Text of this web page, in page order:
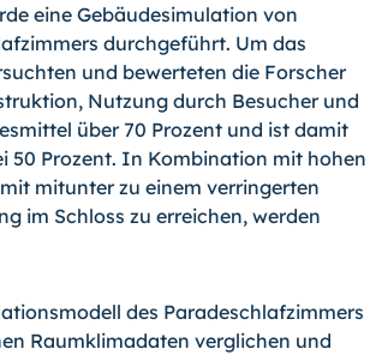
eine Gebäudesimulation von
durchgeführt. Um das
und bewerteten die Forscher
Nutzung durch Besucher und
über 70 Prozent und ist damit
50 Prozent. In Kombination mit hohen
mitunter zu einem verringerten
im Schloss zu erreichen, werden
des Paradeschlafzimmers
Raumklimadaten verglichen und